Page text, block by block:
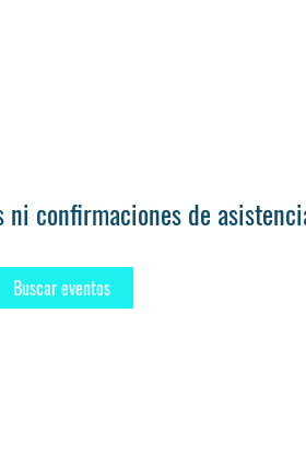
ni confirmaciones de
Buscar eventos